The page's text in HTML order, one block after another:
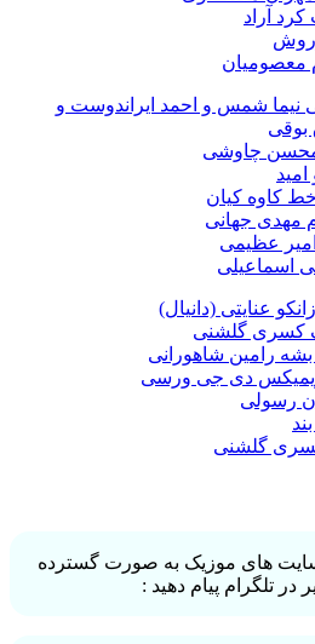
کرد آراد
معصومیان
نیما شمس و احمد ایراندوست و
بوقی
محسن چاوشی
کاوه کیان
مهدی جهانی
امیر عظیمی
اسماعیلی
عنایتی (دانیال)
کسری گلشنی
بشه رامین شاهورانی
ریمیکس دی جی ورسی
رسولی
کسری گلشنی
های موزیک به صورت گسترده
در تلگرام پیام دهید :